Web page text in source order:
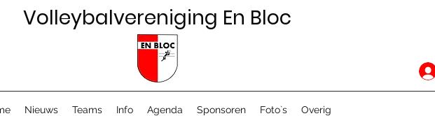
Volleybalvereniging En Bloc
Nieuws Teams Info Agenda Sponsoren Foto`s Overig